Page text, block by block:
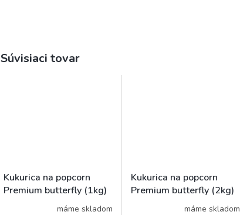
Súvisiaci tovar
Kukurica na popcorn
Premium butterfly (1kg)
máme skladom
Kukurica na popcorn
Premium butterfly (2kg)
máme skladom